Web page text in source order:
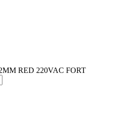
RED 220VAC FORT